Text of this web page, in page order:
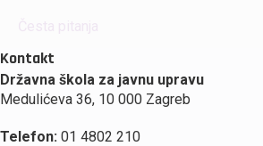
Kontakt
Državna škola za javnu upravu
Medulićeva 36, 10 000 Zagreb
Telefon: 01 4802 210